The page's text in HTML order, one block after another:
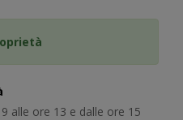
alle ore 13 e dalle ore 15